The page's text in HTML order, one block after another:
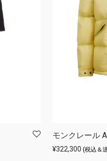
モンクレール
¥322,300 (税込＆